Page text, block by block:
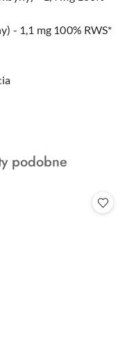
- 1,1 mg 100% RWS*
podobne